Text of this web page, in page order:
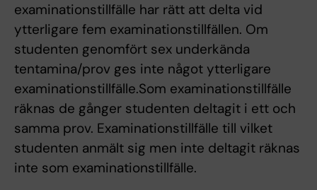
examinationstillfälle har rätt att delta vid
ytterligare fem examinationstillfällen. Om
studenten genomfört sex underkända
tentamina/prov ges inte något ytterligare
examinationstillfälle.Som examinationstillfälle
räknas de gånger studenten deltagit i ett och
samma prov. Examinationstillfälle till vilket
studenten anmält sig men inte deltagit räknas
inte som examinationstillfälle.